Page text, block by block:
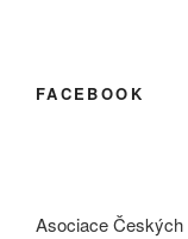
FACEBOOK
Asociace